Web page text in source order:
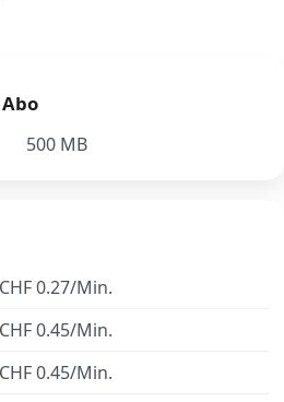
500 MB
CHF 0.27/Min.
CHF 0.45/Min.
CHF 0.45/Min.